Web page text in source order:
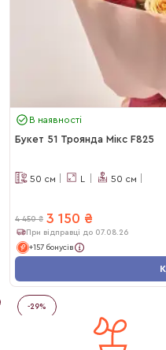
В наявності
Букет 51 Троянда Мікс F825
50 см L 50 см
4 450 ₴ 3 150 ₴
При відправці до 07.08.26
+157 бонусів
-29%